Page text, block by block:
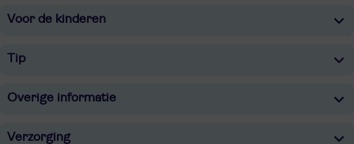
Voor de kinderen
Tip
Overige informatie
Verzorging